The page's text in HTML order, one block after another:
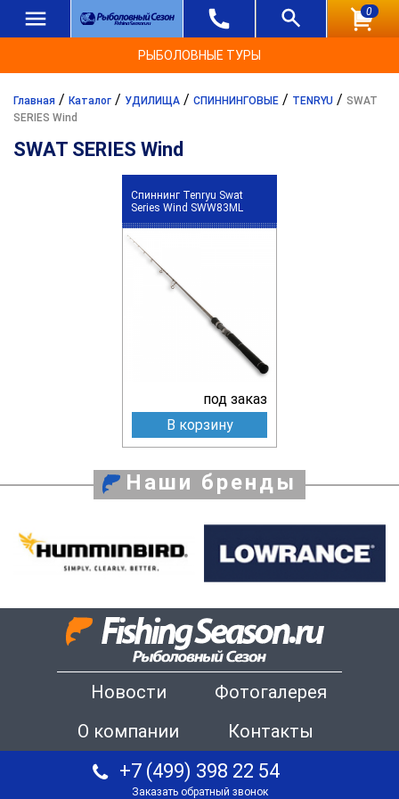
0
РЫБОЛОВНЫЕ ТУРЫ
Главная / Каталог / УДИЛИЩА / СПИННИНГОВЫЕ / TENRYU / SWAT
SERIES Wind
SWAT SERIES Wind
Спиннинг Tenryu Swat
Series Wind SWW83ML
под заказ
В корзину
Наши бренды
Новости
Фотогалерея
О компании
Контакты
+7 (499) 398 22 54
Заказать обратный звонок